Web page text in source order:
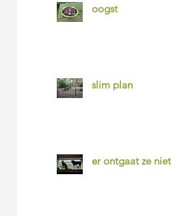
oogst
slim plan
er ontgaat ze